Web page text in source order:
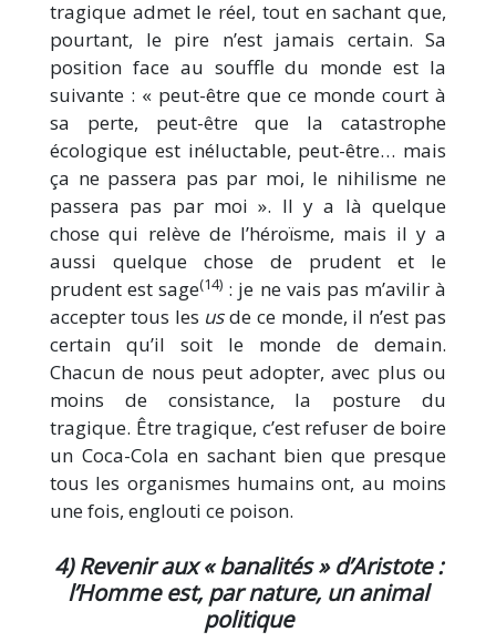
tragique admet le réel, tout en sachant que,
pourtant, le pire n’est jamais certain. Sa
position face au souffle du monde est la
suivante : « peut-être que ce monde court à
sa perte, peut-être que la catastrophe
écologique est inéluctable, peut-être… mais
ça ne passera pas par moi, le nihilisme ne
passera pas par moi ». Il y a là quelque
chose qui relève de l’héroïsme, mais il y a
aussi quelque chose de prudent et le
prudent est sage(14) : je ne vais pas m’avilir à
accepter tous les usde ce monde, il n’est pas
certain qu’il soit le monde de demain.
Chacun de nous peut adopter, avec plus ou
moins de consistance, la posture du
tragique. Être tragique, c’est refuser de boire
un Coca-Cola en sachant bien que presque
tous les organismes humains ont, au moins
une fois, englouti ce poison.
4) Revenir aux « banalités » d’Aristote :
l’Homme est, par nature, un animal
politique